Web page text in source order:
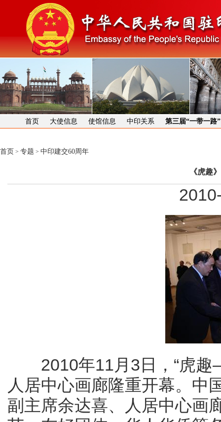
首页 大使信息 使馆信息 中印关系 第三届“一带一路
首页 > 专题 > 中印建交60周年
《虎趣
2010年11月3日，“虎趣
人居中心画廊隆重开幕。中
副主席余达喜、人居中心画